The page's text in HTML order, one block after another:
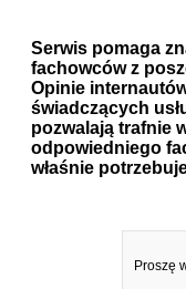
Serwis pomaga
fachowców z
Opinie
świadczących
pozwalają trafnie
odpowiedniego
właśnie
Proszę